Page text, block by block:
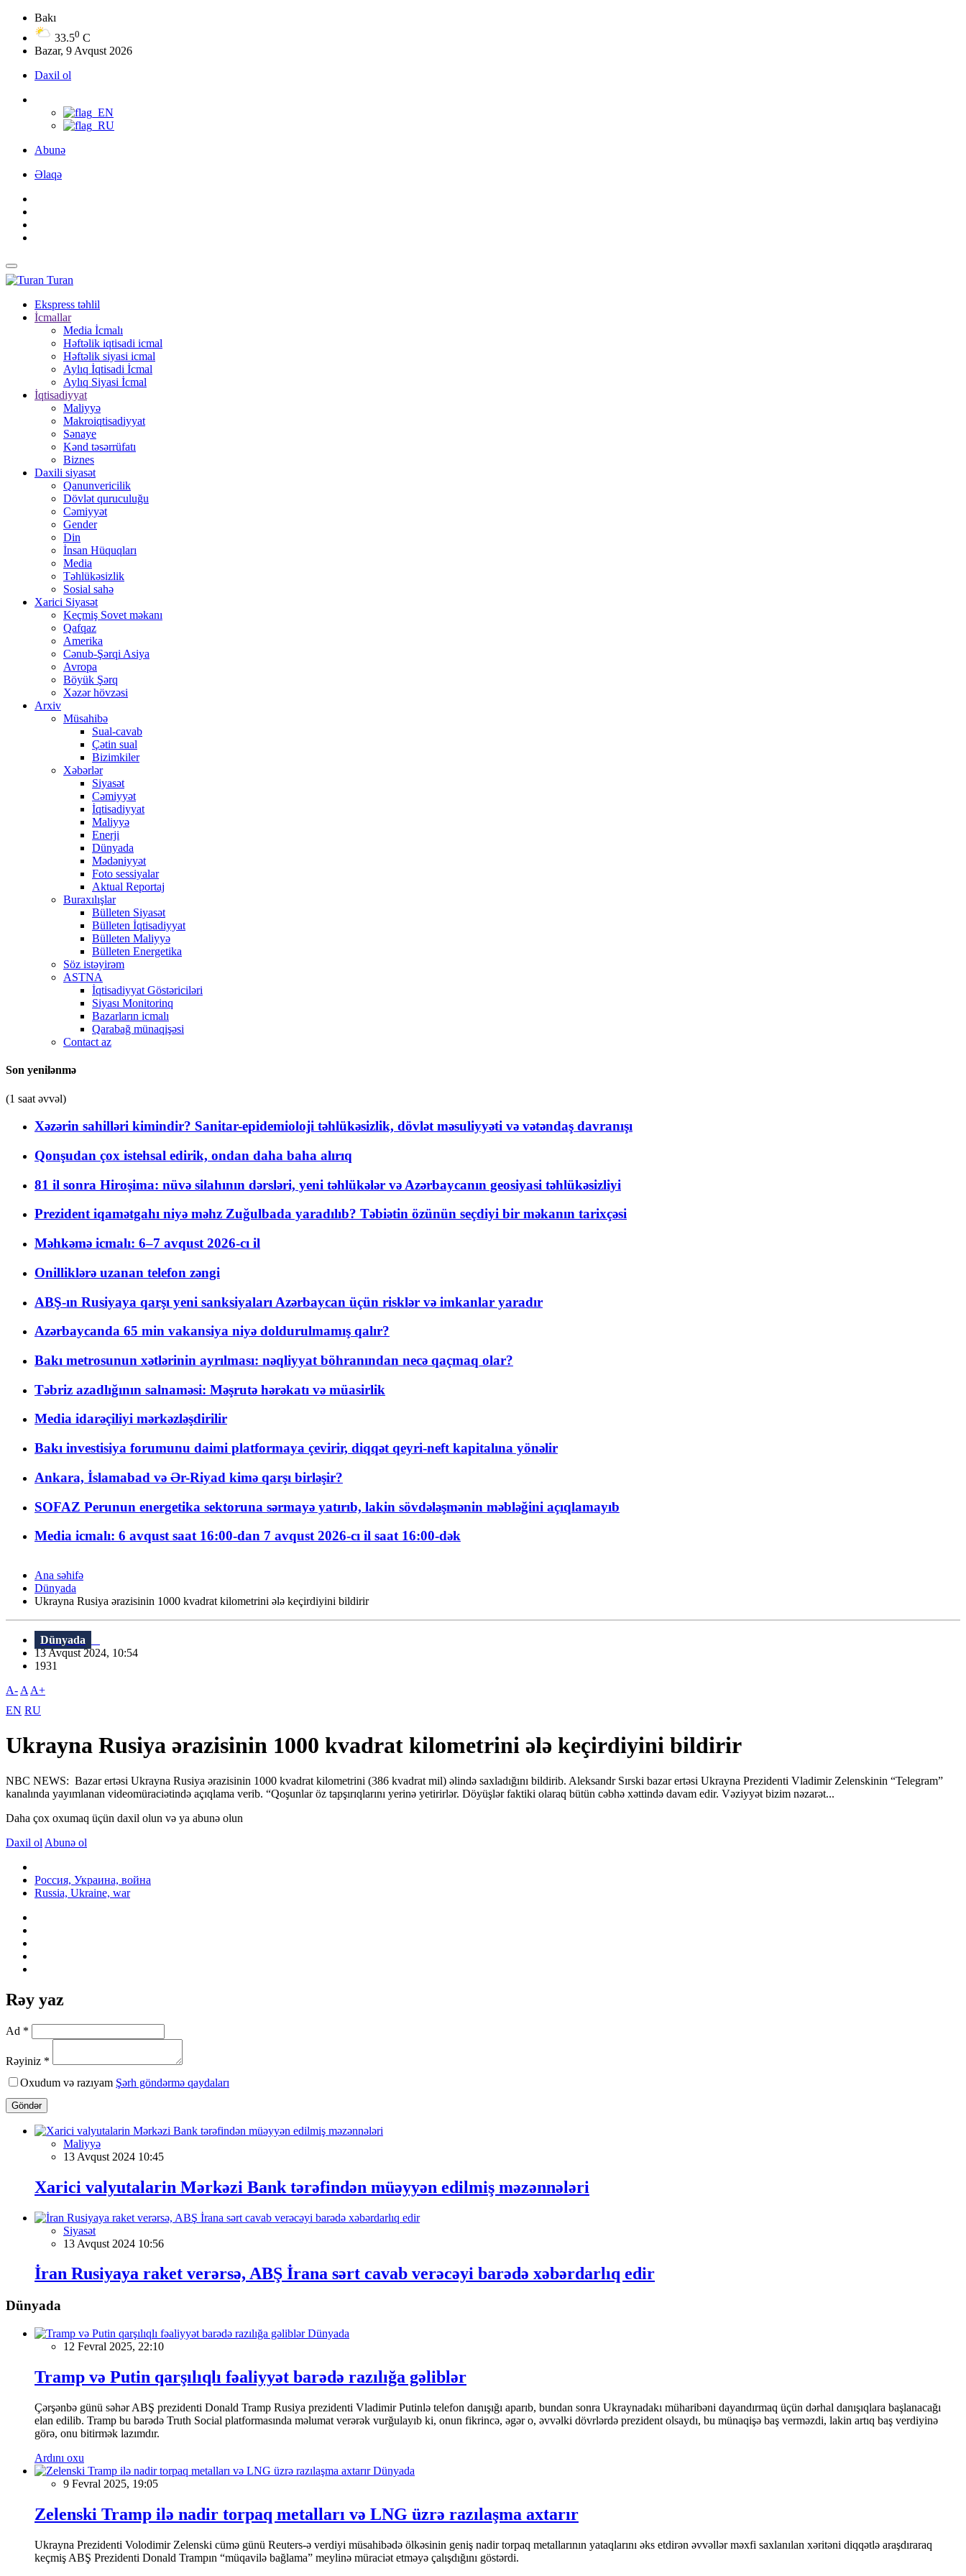
Bakı
33.50 C
Bazar, 9 Avqust 2026
Daxil ol
Abunə
Əlaqə
Turan
Ekspress təhlil
İcmallar
Media İcmalı
Həftəlik iqtisadi icmal
Həftəlik siyasi icmal
Aylıq İqtisadi İcmal
Aylıq Siyasi İcmal
İqtisadiyyat
Maliyyə
Makroiqtisadiyyat
Sənaye
Kənd təsərrüfatı
Biznes
Daxili siyasət
Qanunvericilik
Dövlət quruculuğu
Cəmiyyət
Gender
Din
İnsan Hüquqları
Media
Təhlükəsizlik
Sosial sahə
Xarici Siyasət
Keçmiş Sovet məkanı
Qafqaz
Amerika
Cənub-Şərqi Asiya
Avropa
Böyük Şərq
Xəzər hövzəsi
Arxiv
Müsahibə
Sual-cavab
Çətin sual
Bizimkiler
Xəbərlər
Siyasət
Cəmiyyət
İqtisadiyyat
Maliyyə
Enerji
Dünyada
Mədəniyyət
Foto sessiyalar
Aktual Reportaj
Buraxılışlar
Bülleten Siyasət
Bülleten İqtisadiyyat
Bülleten Maliyyə
Bülleten Energetika
Söz istəyirəm
ASTNA
İqtisadiyyat Göstəriciləri
Siyası Monitorinq
Bazarların icmalı
Qarabağ münaqişəsi
Contact az
Son yenilənmə
(1 saat əvvəl)
Xəzərin sahilləri kimindir? Sanitar-epidemioloji təhlükəsizlik, dövlət məsuliyyəti və vətəndaş davranışı
Qonşudan çox istehsal edirik, ondan daha baha alırıq
81 il sonra Hiroşima: nüvə silahının dərsləri, yeni təhlükələr və Azərbaycanın geosiyasi təhlükəsizliyi
Prezident iqamətgahı niyə məhz Zuğulbada yaradılıb? Təbiətin özünün seçdiyi bir məkanın tarixçəsi
Məhkəmə icmalı: 6–7 avqust 2026-cı il
Onilliklərə uzanan telefon zəngi
ABŞ-ın Rusiyaya qarşı yeni sanksiyaları Azərbaycan üçün risklər və imkanlar yaradır
Azərbaycanda 65 min vakansiya niyə doldurulmamış qalır?
Bakı metrosunun xətlərinin ayrılması: nəqliyyat böhranından necə qaçmaq olar?
Təbriz azadlığının salnaməsi: Məşrutə hərəkatı və müasirlik
Media idarəçiliyi mərkəzləşdirilir
Bakı investisiya forumunu daimi platformaya çevirir, diqqət qeyri-neft kapitalına yönəlir
Ankara, İslamabad və Ər-Riyad kimə qarşı birləşir?
SOFAZ Perunun energetika sektoruna sərmayə yatırıb, lakin sövdələşmənin məbləğini açıqlamayıb
Media icmalı: 6 avqust saat 16:00-dan 7 avqust 2026-cı il saat 16:00-dək
Ana səhifə
Dünyada
Ukrayna Rusiya ərazisinin 1000 kvadrat kilometrini ələ keçirdiyini bildirir
Dünyada
13 Avqust 2024, 10:54
1931
A- A A+
EN RU
Ukrayna Rusiya ərazisinin 1000 kvadrat kilometrini ələ keçirdiyini bildirir
NBC NEWS: Bazar ertəsi Ukrayna Rusiya ərazisinin 1000 kvadrat kilometrini (386 kvadrat mil) əlində saxladığını bildirib. Aleksandr Sırski bazar ertəsi Ukrayna Prezidenti Vladimir Zelenskinin “Telegram”
kanalında yayımlanan videomüraciətində açıqlama verib. “Qoşunlar öz tapşırıqlarını yerinə yetirirlər. Döyüşlər faktiki olaraq bütün cəbhə xəttində davam edir. Vəziyyət bizim nəzarət...
Daha çox oxumaq üçün daxil olun və ya abunə olun
Daxil ol Abunə ol
Россия, Украина, война
Russia, Ukraine, war
Rəy yaz
Ad *
Rəyiniz *
Oxudum və razıyam Şərh göndərmə qaydaları
Göndər
Maliyyə
13 Avqust 2024 10:45
Xarici valyutalarin Mərkəzi Bank tərəfindən müəyyən edilmiş məzənnələri
Siyasət
13 Avqust 2024 10:56
İran Rusiyaya raket verərsə, ABŞ İrana sərt cavab verəcəyi barədə xəbərdarlıq edir
Dünyada
Dünyada
12 Fevral 2025, 22:10
Tramp və Putin qarşılıqlı fəaliyyət barədə razılığa gəliblər
Çərşənbə günü səhər ABŞ prezidenti Donald Tramp Rusiya prezidenti Vladimir Putinlə telefon danışığı aparıb, bundan sonra Ukraynadakı müharibəni dayandırmaq üçün dərhal danışıqlara başlanacağı
elan edilib. Tramp bu barədə Truth Social platformasında məlumat verərək vurğulayıb ki, onun fikrincə, əgər o, əvvəlki dövrlərdə prezident olsaydı, bu münaqişə baş verməzdi, lakin artıq baş verdiyinə
görə, onu bitirmək lazımdır.
Ardını oxu
Dünyada
9 Fevral 2025, 19:05
Zelenski Tramp ilə nadir torpaq metalları və LNG üzrə razılaşma axtarır
Ukrayna Prezidenti Volodimir Zelenski cümə günü Reuters-ə verdiyi müsahibədə ölkəsinin geniş nadir torpaq metallarının yataqlarını əks etdirən əvvəllər məxfi saxlanılan xəritəni diqqətlə araşdıraraq
keçmiş ABŞ Prezidenti Donald Trampın “müqavilə bağlama” meylinə müraciət etməyə çalışdığını göstərdi.